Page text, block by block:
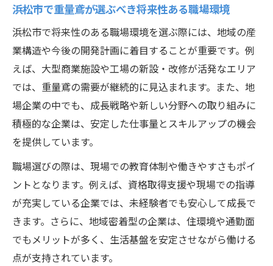
意義
現場密着型の重量鳶が選ばれる理由と強み
地域社会と連携した重量鳶の成長機会の広
げ方
重量鳶が地域で築く新しいキャリアパスの
提案
現場経験を生かせるビジョン形成の極意
重量鳶が実践する成長志向のビジョン形成
現場経験を活かした重量鳶の将来設計のコ
ツ
重量鳶としてキャリアアップするための自
浜松市で重量鳶が選ぶべき将来性ある職場環境
浜松市で将来性のある職場環境を選ぶ際には、地域の産
業構造や今後の開発計画に着目することが重要です。例
えば、大型商業施設や工場の新設・改修が活発なエリア
では、重量鳶の需要が継続的に見込まれます。また、地
場企業の中でも、成長戦略や新しい分野への取り組みに
積極的な企業は、安定した仕事量とスキルアップの機会
を提供しています。
職場選びの際は、現場での教育体制や働きやすさもポイ
ントとなります。例えば、資格取得支援や現場での指導
が充実している企業では、未経験者でも安心して成長で
きます。さらに、地域密着型の企業は、住環境や通勤面
でもメリットが多く、生活基盤を安定させながら働ける
点が支持されています。